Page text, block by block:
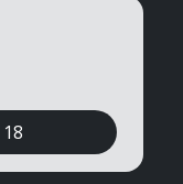
18